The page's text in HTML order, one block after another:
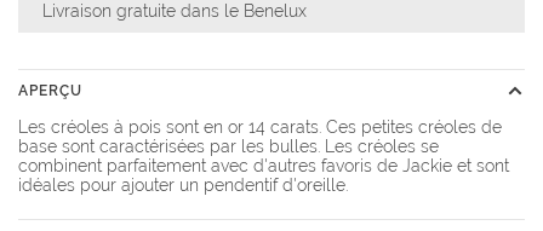
Livraison gratuite dans le Benelux
APERÇU
Les créoles à pois sont en or 14 carats. Ces petites créoles de
base sont caractérisées par les bulles. Les créoles se
combinent parfaitement avec d'autres favoris de Jackie et sont
idéales pour ajouter un pendentif d'oreille.